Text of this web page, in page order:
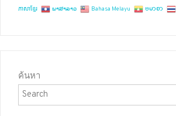
ភាសាខ្មែរ ພາສາລາວ Bahasa Melayu ဗမာစာ
ค้นหา